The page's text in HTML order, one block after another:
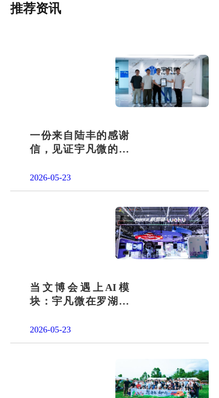
推荐资讯
一份来自陆丰的感谢
信，见证宇凡微的社
2026-05-23
当文博会遇上AI模
块：宇凡微在罗湖展
答卷
2026-05-23